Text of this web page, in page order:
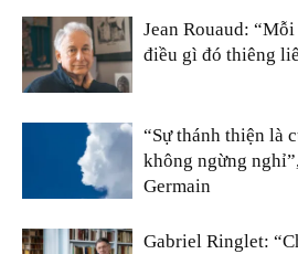
Jean Rouaud:
điều gì đó thiêng
“Sự thánh thiện là
không ngừng
Germain
Gabriel Ringlet: